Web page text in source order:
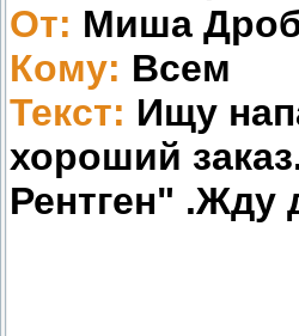
От: Миша
Кому: Всем
Текст: Ищу
хороший
Рентген" .Жду